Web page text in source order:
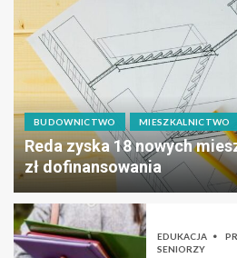
BUDOWNICTWO MIESZKALNICTWO
Reda zyska 18 nowych
zł dofinansowania
EDUKACJA
SENIORZY